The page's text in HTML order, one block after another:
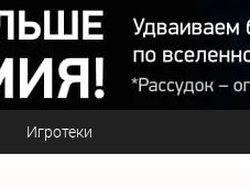
Игротеки